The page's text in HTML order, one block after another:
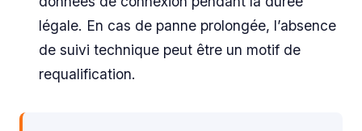
légale. En cas de panne prolongée, l’absence
de suivi technique peut être un motif de
requalification.